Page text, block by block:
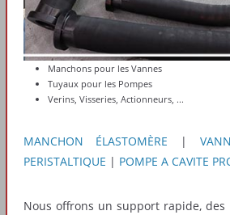
Manchons pour les Vannes
Tuyaux pour les Pompes
Verins, Visseries, Actionneurs, ...
MANCHON ÉLASTOMÈRE |
PERISTALTIQUE | POMPE A CAVITE
Nous offrons un support rapide,